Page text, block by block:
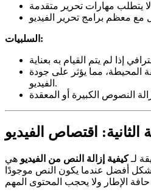
السلبيات:
المحيطة، مما يؤثر على جودة
الفيديو.
الثانية: اقتصاص الفيديو
لـكيفية إزالة النص من الفيديو هي
أفضل عندما يكون النص موجودًا